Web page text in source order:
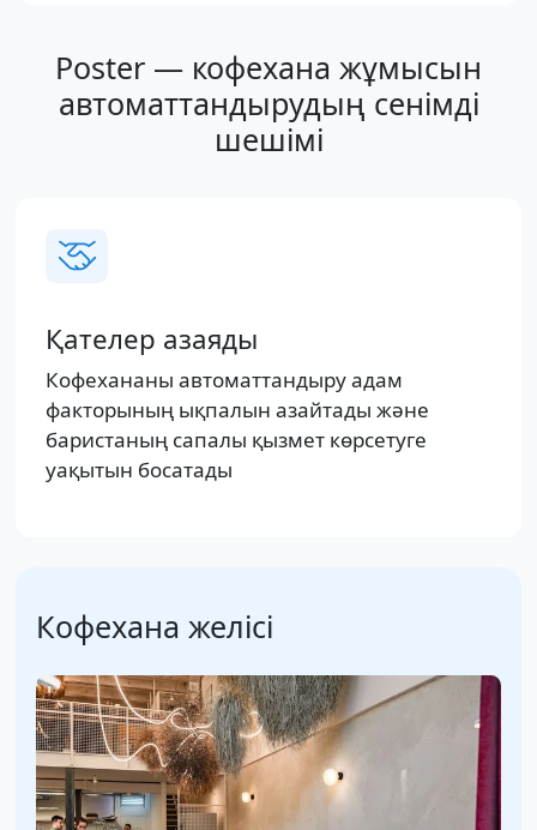
Poster — кофехана жұмысын
автоматтандырудың сенімді
шешімі
Қателер азаяды
Кофехананы автоматтандыру адам
факторының ықпалын азайтады және
баристаның сапалы қызмет көрсетуге
уақытын босатады
Кофехана желісі